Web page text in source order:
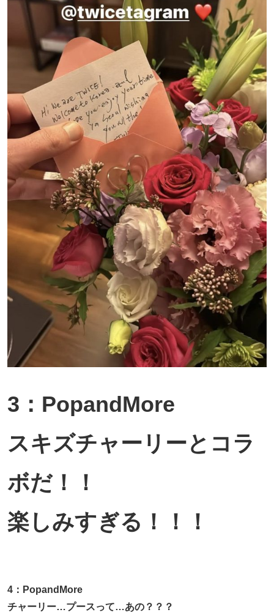
3：PopandMore
スキズチャーリーとコラ
ボだ！！
楽しみすぎる！！！
4：PopandMore
チャーリー…プースって…あの？？？